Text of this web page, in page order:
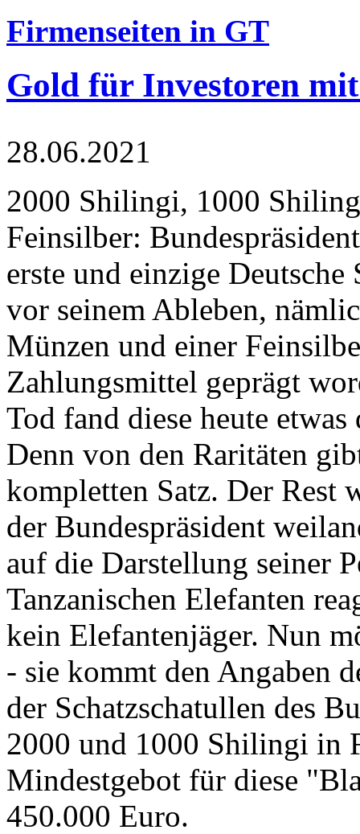
Firmenseiten in GT
Gold für Investoren
28.06.2021
2000 Shilingi, 1000
Feinsilber:
erste und einzige Deutsche
vor seinem Ableben,
Münzen und einer
Zahlungsmittel geprägt
Tod fand diese heute
Denn von den Raritäten
kompletten Satz. Der Rest
der Bundespräsident
auf die Darstellung seiner
Tanzanischen Elefanten
kein Elefantenjäger. Nun
- sie kommt den Angaben
der Schatzschatullen des
2000 und 1000 Shilingi in
Mindestgebot für diese
450.000 Euro.